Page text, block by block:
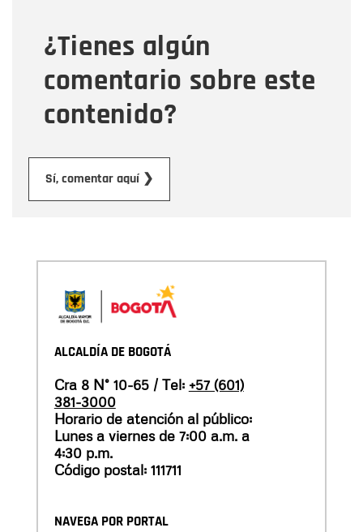
¿Tienes algún
comentario sobre este
contenido?
Sí, comentar aquí ❯
Mensaje
ALCALDÍA DE BOGOTÁ
Cra 8 N° 10-65 / Tel: +57 (601)
381-3000
Horario de atención al público:
Lunes a viernes de 7:00 a.m. a
4:30 p.m.
Código postal: 111711
NAVEGA POR PORTAL